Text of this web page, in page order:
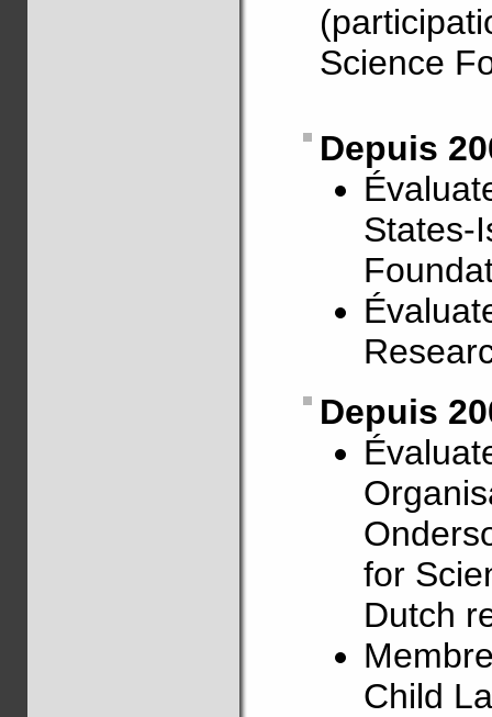
Science
Depuis
States-
Depuis
for
Dutch
Child